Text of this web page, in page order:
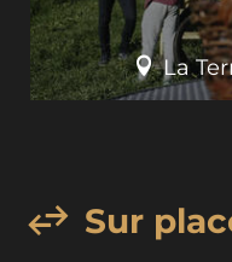
La
Sur